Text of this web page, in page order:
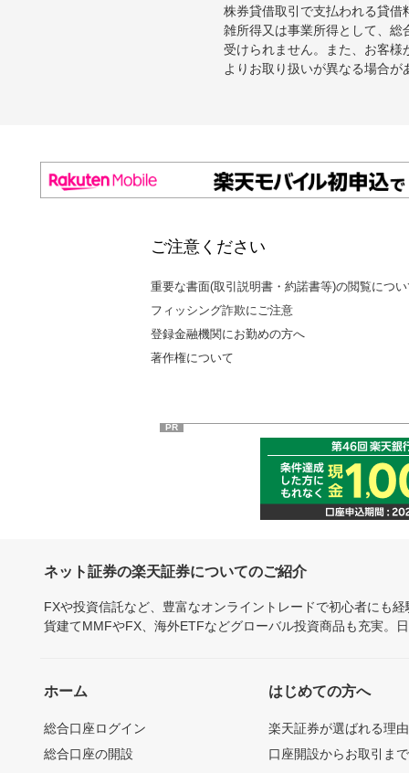
株券貸借取引で支払われる貸
雑所得又は事業所得として、
受けられません。また、お客
よりお取り扱いが異なる場合
ご注意ください
重要な書面(取引説明書・約諾書等)の閲覧につ
フィッシング詐欺にご注意
登録金融機関にお勤めの方へ
著作権について
PR
ネット証券の楽天証券についてのご紹介
FXや投資信託など、豊富なオンライントレードで初心者にも
貨建てMMFやFX、海外ETFなどグローバル投資商品も充実。
ホーム
総合口座ログイン
総合口座の開設
はじめての方へ
楽天証券が選ばれる理由
口座開設からお取引ま